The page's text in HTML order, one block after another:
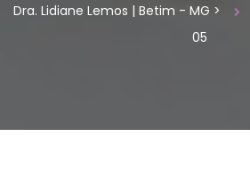
Dra. Lidiane Lemos | Betim - MG >
05